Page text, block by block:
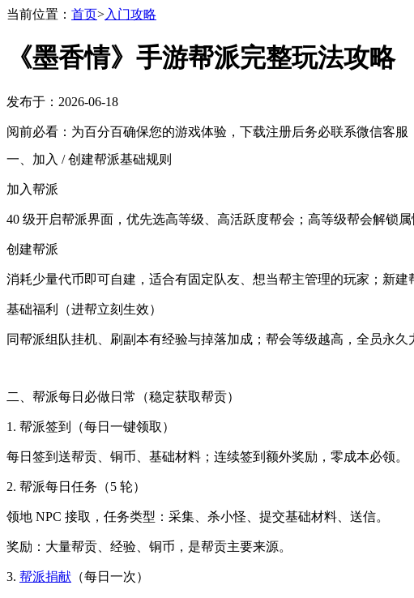
当前位置： 首页>入门攻略
《墨香情》手游帮派完整玩法攻略
发布于：2026-06-18
阅前必看：为百分百确保您的游戏体验，下载注册后务必联系微信客服
一、加入 / 创建帮派基础规则
加入帮派
40 级开启帮派界面，优先选高等级、高活跃度帮会；高等级帮会解锁
创建帮派
消耗少量代币即可自建，适合有固定队友、想当帮主管理的玩家；新
基础福利（进帮立刻生效）
同帮派组队挂机、刷副本有经验与掉落加成；帮会等级越高，全员永久
二、帮派每日必做日常（稳定获取帮贡）
1. 帮派签到（每日一键领取）
每日签到送帮贡、铜币、基础材料；连续签到额外奖励，零成本必领。
2. 帮派每日任务（5 轮）
领地 NPC 接取，任务类型：采集、杀小怪、提交基础材料、送信。
奖励：大量帮贡、经验、铜币，是帮贡主要来源。
3. 帮派捐献 （每日一次）